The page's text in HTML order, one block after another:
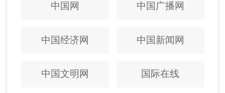
中国网 中国广播网
中国经济网 中国新闻网
中国文明网 国际在线